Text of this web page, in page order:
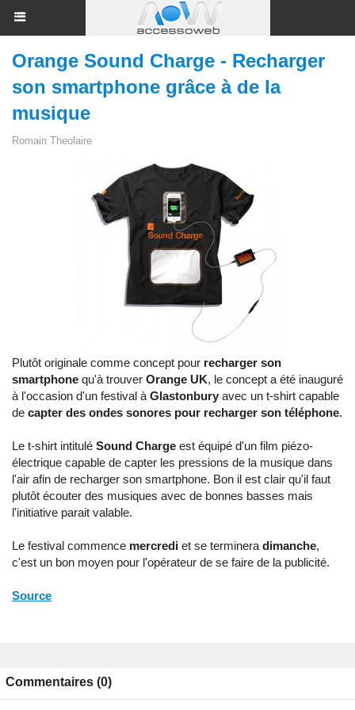
Orange Sound Charge - Recharger
son smartphone grâce à de la
musique
Romain Theolaire
Plutôt originale comme concept pour recharger son
smartphone qu'à trouver Orange UK, le concept a été inauguré
à l'occasion d'un festival à Glastonbury avec un t-shirt capable
de capter des ondes sonores pour recharger son téléphone.
Le t-shirt intitulé Sound Charge est équipé d'un film piézo-
électrique capable de capter les pressions de la musique dans
l'air afin de recharger son smartphone. Bon il est clair qu'il faut
plutôt écouter des musiques avec de bonnes basses mais
l'initiative parait valable.
Le festival commence mercredi et se terminera dimanche,
c'est un bon moyen pour l'opérateur de se faire de la publicité.
Source
Commentaires (0)